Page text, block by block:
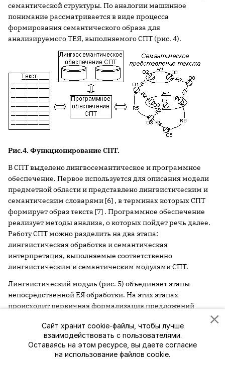
семантической структуры. По аналогии машинное
понимание рассматривается в виде процесса
формирования семантического образа для
анализируемого ТЕЯ, выполняемого СПТ (рис. 4).
Рис.4. Функционирование СПТ.
В СПТ выделено лингвосемантическое и программное
обеспечение. Первое используется для описания модели
предметной области и представлено лингвистическим и
семантическим словарями [6] , в терминах которых СПТ
формирует образ текста [7] . Программное обеспечение
реализует методы анализа, о которых пойдет речь далее.
Работу СПТ можно разделить на два этапа:
лингвистическая обработка и семантическая
интерпретация, выполняемые соответственно
лингвистическим и семантическим модулями СПТ.
Лингвистический модуль (рис. 5) объединяет этапы
непосредственной ЕЯ обработки. На этих этапах
происходит первичная формализация предложений
лингвистического обеспечения. На этапе
графематического анализа выделяются текстовые
единицы, такие как слова, предложения и абзацы.
Сайт хранит cookie-файлы, чтобы лучше
взаимодействовать с пользователями.
Оставаясь на этом ресурсе, вы даете согласие
на использование файлов cookie.